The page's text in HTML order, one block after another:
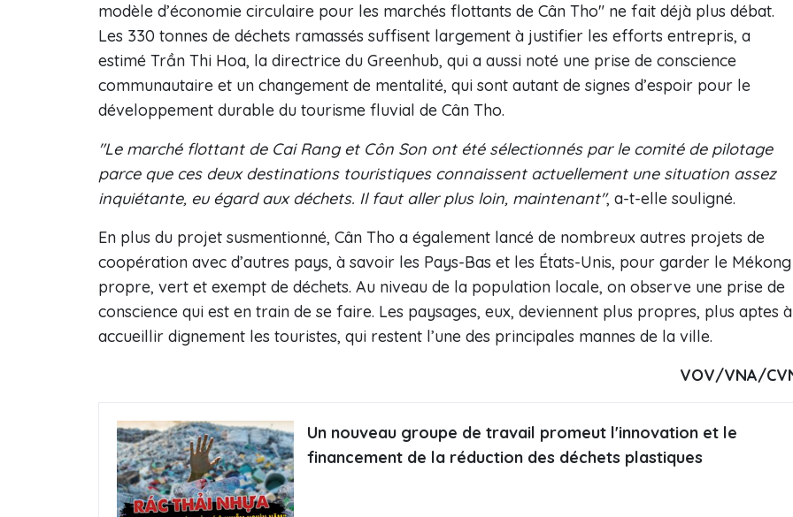
modèle d’économie circulaire pour les marchés flottants de Cân Tho" ne fait déjà plus débat.
Les 330 tonnes de déchets ramassés suffisent largement à justifier les efforts entrepris, a
estimé Trần Thi Hoa, la directrice du Greenhub, qui a aussi noté une prise de conscience
communautaire et un changement de mentalité, qui sont autant de signes d’espoir pour le
développement durable du tourisme fluvial de Cân Tho.
"Le marché flottant de Cai Rang et Côn Son ont été sélectionnés par le comité de pilotage
parce que ces deux destinations touristiques connaissent actuellement une situation assez
inquiétante, eu égard aux déchets. Il faut aller plus loin, maintenant", a-t-elle souligné.
En plus du projet susmentionné, Cân Tho a également lancé de nombreux autres projets de
coopération avec d’autres pays, à savoir les Pays-Bas et les États-Unis, pour garder le Mékong
propre, vert et exempt de déchets. Au niveau de la population locale, on observe une prise de
conscience qui est en train de se faire. Les paysages, eux, deviennent plus propres, plus aptes à
accueillir dignement les touristes, qui restent l’une des principales mannes de la ville.
VOV/VNA/
Un nouveau groupe de travail promeut l'innovation et le
financement de la réduction des déchets plastiques